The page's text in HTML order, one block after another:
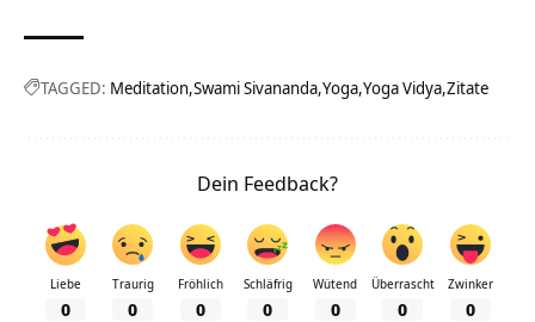
TAGGED: Meditation Swami Sivananda Yoga Yoga Vidya Zitate
Dein Feedback?
Liebe
0
Traurig
0
Fröhlich
0
Schläfrig
0
Wütend
0
Überrascht
0
Zwinker
0